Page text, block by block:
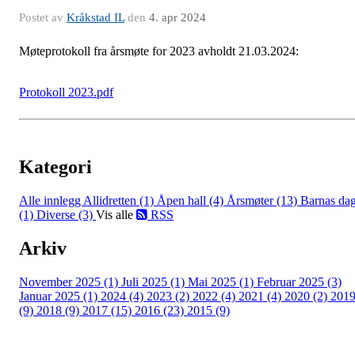
Postet av Kråkstad ILden 4. apr 2024
Møteprotokoll fra årsmøte for 2023 avholdt 21.03.2024:
Protokoll 2023.pdf
Kategori
Alle innlegg Allidretten (1) Åpen hall (4) Årsmøter (13) Barnas
(1) Diverse (3) Vis alle RSS
Arkiv
November 2025 (1) Juli 2025 (1) Mai 2025 (1) Februar 2025 (3)
Januar 2025 (1) 2024 (4) 2023 (2) 2022 (4) 2021 (4) 2020 (2) 2019
(9) 2018 (9) 2017 (15) 2016 (23) 2015 (9)